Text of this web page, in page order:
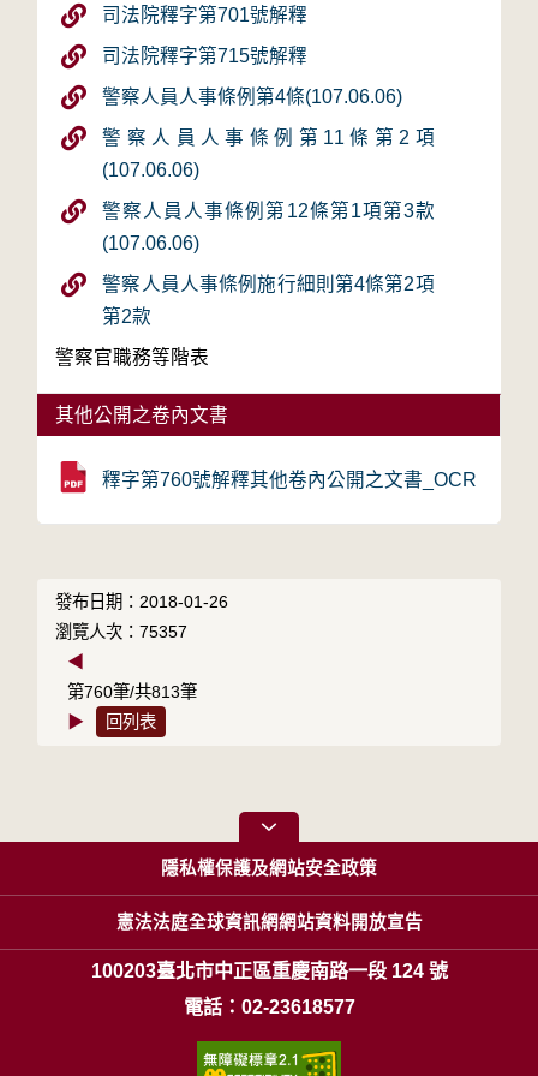
司法院釋字第701號解釋
司法院釋字第715號解釋
警察人員人事條例第4條(107.06.06)
警察人員人事條例第11條第2項
(107.06.06)
警察人員人事條例第12條第1項第3款
(107.06.06)
警察人員人事條例施行細則第4條第2項
第2款
警察官職務等階表
其他公開之卷內文書
釋字第760號解釋其他卷內公開之文書_OCR
發布日期：2018-01-26
瀏覽人次：75357
◀
第760筆/共813筆
▶
回列表
隱私權保護及網站安全政策
憲法法庭全球資訊網網站資料開放宣告
100203臺北市中正區重慶南路一段 124 號
電話：02-23618577